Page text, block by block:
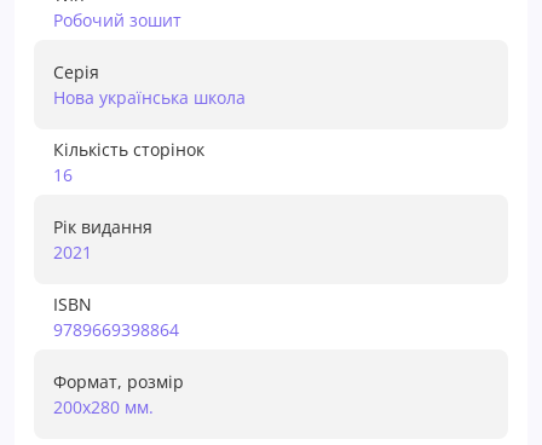
Робочий зошит
Серія
Нова українська школа
Кількість сторінок
16
Рік видання
2021
ISBN
9789669398864
Формат, розмір
200х280 мм.